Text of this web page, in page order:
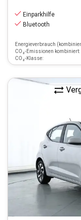
Einparkhilfe
Bluetooth
Energieverbrauch
CO₂-Emissionen kombiniert:
CO₂-Klasse: